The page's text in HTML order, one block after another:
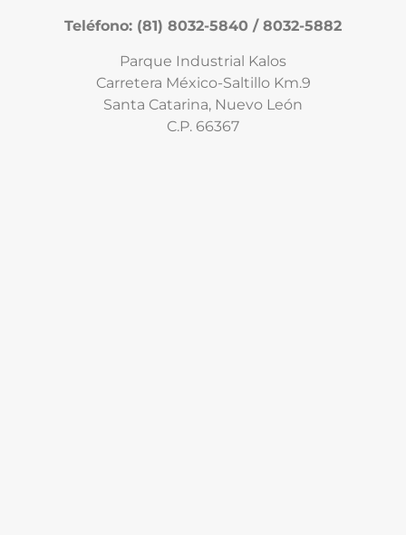
Teléfono: (81) 8032-5840 / 8032-5882
Parque Industrial Kalos
Carretera México-Saltillo Km.9
Santa Catarina, Nuevo León
C.P. 66367